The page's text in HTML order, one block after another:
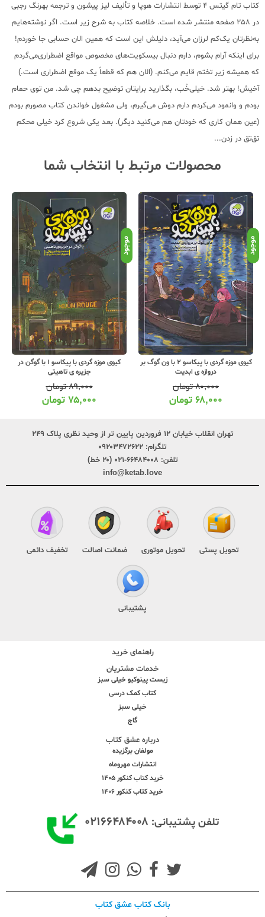
کتاب تام گیتس 4 توسط انتشارات هوپا و تألیف لیز پیشون و ترجمه بهرنگ رجبی
در 258 صفحه منتشر شده است. خلاصه کتاب به شرح زیر است. اگر نوشته‌هایم
به‌نظرتان یک‌کم لرزان می‌آید، دلیلش این است که همین الان حسابی جا خوردم!
برای اینکه آرام بشوم، دارم دنبال بیسکویت‌های مخصوص مواقع اضطراری‌می‌گردم
که همیشه زیر تختم قایم می‌کنم. (الان هم که قطعاً یک موقع اضطراری است.)
آخیش! بهتر شد. خیلی‌خُب، بگذارید برایتان توضیح بدهم چی شد. من توی حمام
بودم و وانمود می‌کردم دارم دوش می‌گیرم، ولی مشغول خواندن کتاب ‌مصورم بودم
(عین همان کاری که خودتان هم می‌کنید دیگر). بعد یکی شروع کرد خیلی محکم
تق‌تق در زدن...
محصولات مرتبط با انتخاب شما
موجود
کیوی موزه گردی با پیکاسو 2 با ون گوگ بر
دروازه ی ابدیت
۸۰,۰۰۰تومان
۶۸,۰۰۰ تومان
موجود
کیوی موزه گردی با پیکاسو 1 با گوگن در
جزیره ی تاهیتی
۸۹,۰۰۰تومان
۷۵,۰۰۰ تومان
تهران انقلاب خیابان ۱۲ فروردین پایین تر از وحید نظری پلاک ۲۴۹
تلگرام: ۰۹۲۰۳۴۷۲۶۲۲
تلفن: ۶۶۴۸۴۰۰۸-۰۲۱ (۲۰ خط)
info@ketab.love
تحویل پستی تحویل موتوری ضمانت اصالت تخفیف دائمی
پشتیبانی
راهنمای خرید
خدمات مشتریان
زیست پینوکیو خیلی سبز
کتاب کمک درسی
خیلی سبز
گاج
درباره عشق کتاب
مولفان برگزیده
انتشارات مهروماه
خرید کتاب کنکور 1405
خرید کتاب کنکور 1406
تلفن پشتیبانی: ۰۲۱۶۶۴۸۴۰۰۸
بانک کتاب عشق کتاب